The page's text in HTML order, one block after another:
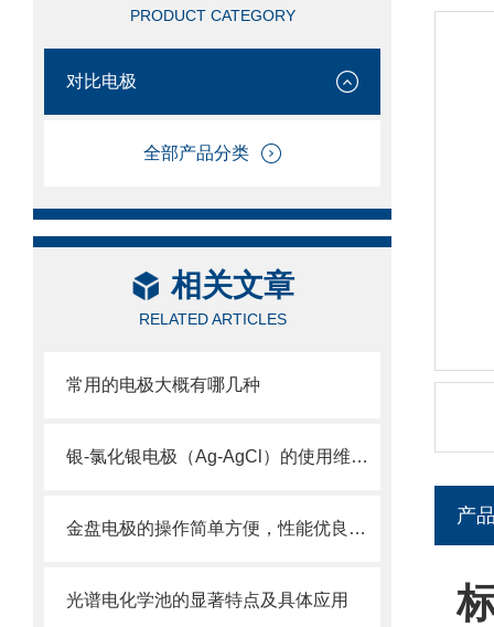
PRODUCT CATEGORY
对比电极
全部产品分类
相关文章
RELATED ARTICLES
常用的电极大概有哪几种
银-氯化银电极（Ag-AgCl）的使用维护及注意事项
金盘电极的操作简单方便，性能优良，经久耐用
光谱电化学池的显著特点及具体应用
产